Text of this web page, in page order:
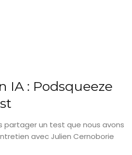
IA : Podsqueeze
partager un test que nous avons
avec Julien Cernoborie